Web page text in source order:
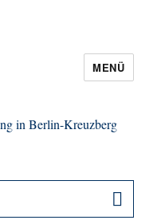
in
MENÜ